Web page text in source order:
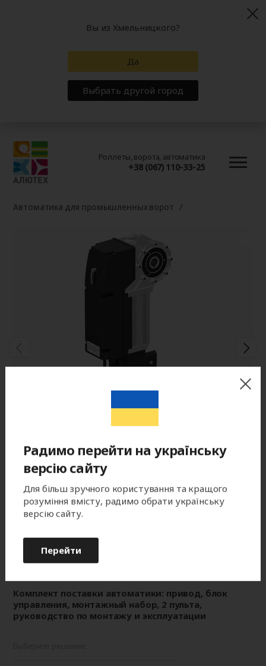
Роллеты, ворота, автоматика
+38 (067) 110-33-25
Автоматика для промышленных ворот
Привод для промышленных ворот
TARGO TR-13018-400KIT
Двигатель 400В, мощность 1000 Вт, крутящий
момент 130Нм, частота 18 об/мин, S
Комплект поставки автоматики: привод, блок
управления, монтажный набор, 2 пульта,
руководство по монтажу и эксплуатации
Вы из Хмельницкого?
Да
Выбрать другой город
Радимо перейти на українську
версію сайту
Для більш зручного користування та кращого
розуміння вмісту, радимо обрати українську
версію сайту.
Перейти